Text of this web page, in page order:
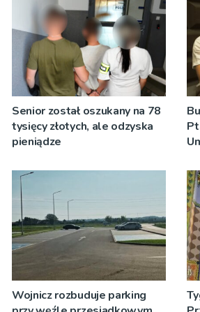
Senior został oszukany na 78
tysięcy złotych, ale odzyska
pieniądze
Wojnicz rozbuduje parking